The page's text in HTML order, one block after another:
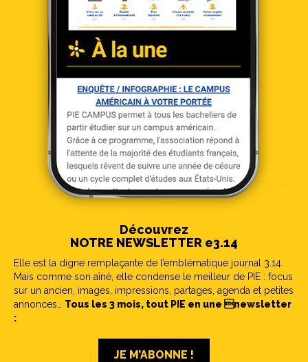
Découvrez
NOTRE NEWSLETTER e3.14
Elle est la digne remplaçante de l’emblématique journal 3.14.
Mais comme son aîné, elle condense le meilleur de PIE : focus
sur un ancien, images, impressions, partages, agenda et petites
annonces… Tous les 3 mois, tout PIE en une newsletter
:
JE M’ABONNE !